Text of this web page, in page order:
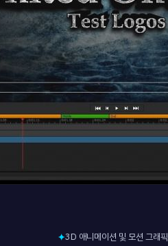
✦3D 애니메이션 및 모션 그래픽